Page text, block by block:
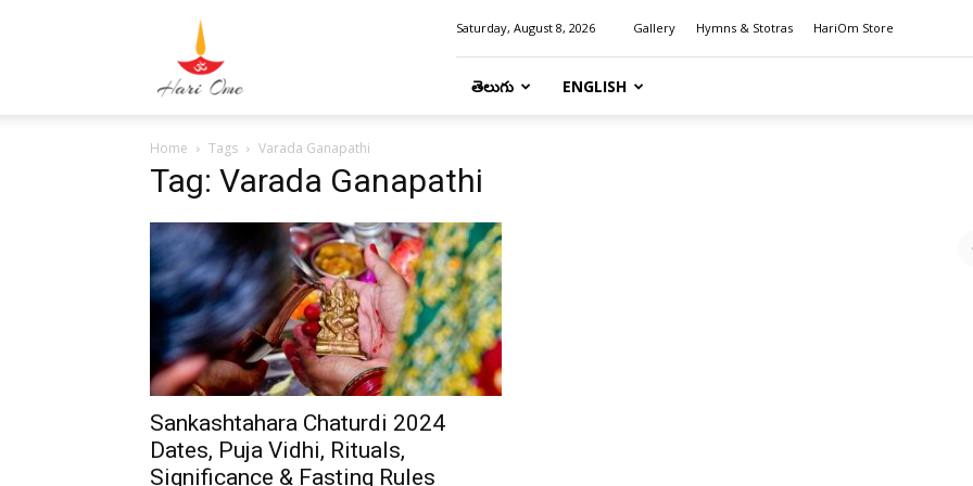
Saturday, August 8, 2026 Gallery Hymns & Stotras HariOm Store
తెలుగు ENGLISH
Home Tags Varada Ganapathi
Tag: Varada Ganapathi
Sankashtahara Chaturdi 2024
Dates, Puja Vidhi, Rituals,
Significance & Fasting Rules